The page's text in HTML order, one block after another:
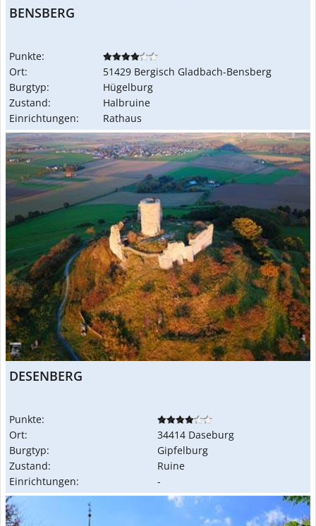
BENSBERG
Punkte:
Ort:
51429 Bergisch Gladbach-Bensberg
Burgtyp:
Hügelburg
Zustand:
Halbruine
Einrichtungen:
Rathaus
DESENBERG
Punkte:
Ort:
34414 Daseburg
Burgtyp:
Gipfelburg
Zustand:
Ruine
Einrichtungen:
-